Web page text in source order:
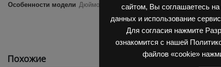
сайтом, Вы соглашаетесь на
данных и использование
Для согласия нажмите
ознакомится с нашей
файлов «cookie»
Особенности модели Дюймовый размер, Вал 35 мм
Похожие